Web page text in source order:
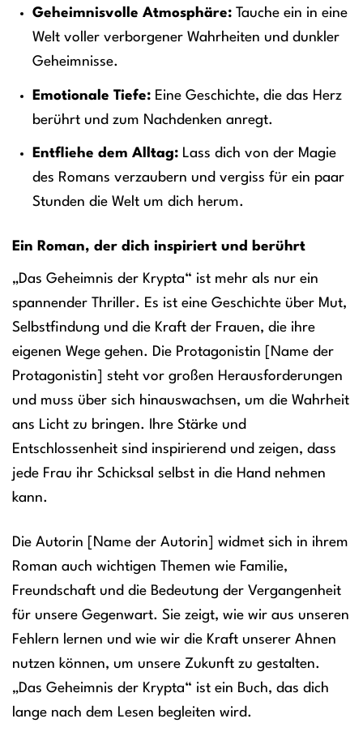
Geheimnisvolle Atmosphäre:Tauche ein in eine
Welt voller verborgener Wahrheiten und dunkler
Geheimnisse.
Emotionale Tiefe:Eine Geschichte, die das Herz
berührt und zum Nachdenken anregt.
Entfliehe dem Alltag:Lass dich von der Magie
des Romans verzaubern und vergiss für ein paar
Stunden die Welt um dich herum.
Ein Roman, der dich inspiriert und berührt
„Das Geheimnis der Krypta“ ist mehr als nur ein
spannender Thriller. Es ist eine Geschichte über Mut,
Selbstfindung und die Kraft der Frauen, die ihre
eigenen Wege gehen. Die Protagonistin [Name der
Protagonistin] steht vor großen Herausforderungen
und muss über sich hinauswachsen, um die Wahrheit
ans Licht zu bringen. Ihre Stärke und
Entschlossenheit sind inspirierend und zeigen, dass
jede Frau ihr Schicksal selbst in die Hand nehmen
kann.
Die Autorin [Name der Autorin] widmet sich in ihrem
Roman auch wichtigen Themen wie Familie,
Freundschaft und die Bedeutung der Vergangenheit
für unsere Gegenwart. Sie zeigt, wie wir aus unseren
Fehlern lernen und wie wir die Kraft unserer Ahnen
nutzen können, um unsere Zukunft zu gestalten.
„Das Geheimnis der Krypta“ ist ein Buch, das dich
lange nach dem Lesen begleiten wird.